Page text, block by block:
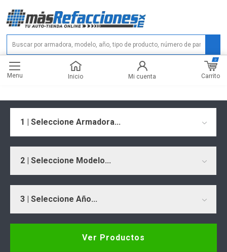
Menu Inicio Mi cuenta Carrito
0
1 | Seleccione Armadora...
2 | Seleccione Modelo...
3 | Seleccione Año...
Ver Productos